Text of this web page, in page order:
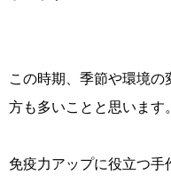
この時期、季節や環境
方も多いことと思います。
免疫力アップに役立つ手